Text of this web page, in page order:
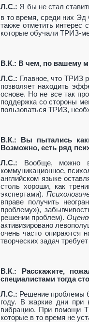
Л.С.: Я бы не стал
в то время, среди них
также отметить
которые обучали ТРИЗ-
В.К.: В чем, по вашему
Л.С.: Главное, что ТРИЗ
позволяет находить
основе. Но не все так
поддержка со стороны
пользоваться ТРИЗ,
В.К.: Вы пытались
Возможно, есть ряд
Л.С.:
Вообще, можно
коммуникационное,
английском языке
столь хороши, как
экспертами).
вправе получить
проблему»),
решении проблем).
активизировано
очень часто опираются
творческих задач
В.К.: Расскажите,
специалистами тогда
Л.С.: Решение проблемы
году. В жаркие дни при
вибрацию. При помощи
которые в то время не